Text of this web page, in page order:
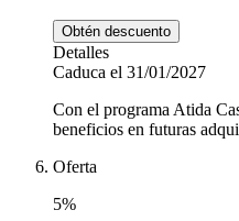
Obtén descuento
Detalles
Caduca el 31/01/2027
Con el programa Atida
beneficios en futuras
Oferta
5%